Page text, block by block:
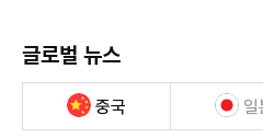
글로벌 뉴스
중국 일